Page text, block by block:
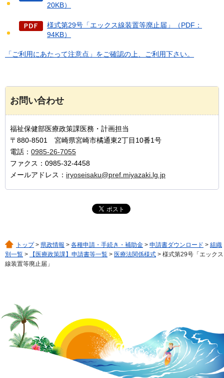
20KB）
様式第29号「エックス線装置等廃止届」（PDF：
94KB）
「ご利用にあたって注意点」をご確認の上、ご利用下さい。
お問い合わせ
福祉保健部医療政策課医務・計画担当
〒880-8501 宮崎県宮崎市橘通東2丁目10番1号
電話： 0985-26-7055
ファクス：0985-32-4458
メールアドレス： iryoseisaku@pref.miyazaki.lg.jp
トップ> 県政情報 > 各種申請・手続き・補助金 > 申請書ダウンロード > 組織
別一覧 > 【医療政策課】申請書等一覧 > 医療法関係様式 > 様式第29号「エックス
線装置等廃止届」